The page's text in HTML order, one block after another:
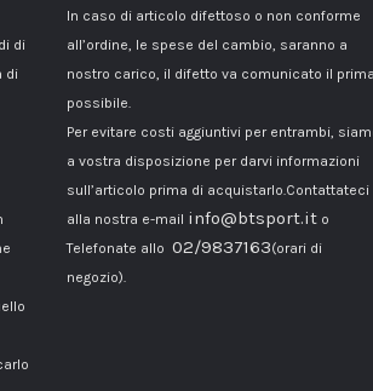
di
di
In caso di articolo difettoso o non conforme
all’ordine, le spese del cambio, saranno a
nostro carico, il difetto va comunicato il prima
possibile.
Per evitare costi aggiuntivi per entrambi,
a vostra disposizione per darvi informazioni
sull’articolo prima di acquistarlo.Contattateci
alla nostra e-mail info@btsport.it o
Telefonate allo 02/9837163(orari di
negozio).